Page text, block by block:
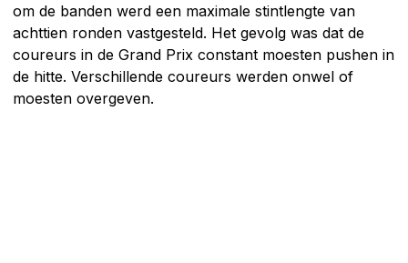
om de banden werd een maximale stintlengte van
achttien ronden vastgesteld. Het gevolg was dat de
coureurs in de Grand Prix constant moesten pushen in
de hitte. Verschillende coureurs werden onwel of
moesten overgeven.